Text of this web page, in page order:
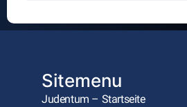
Alternative:
Sitemenu
Judentum – Startseite